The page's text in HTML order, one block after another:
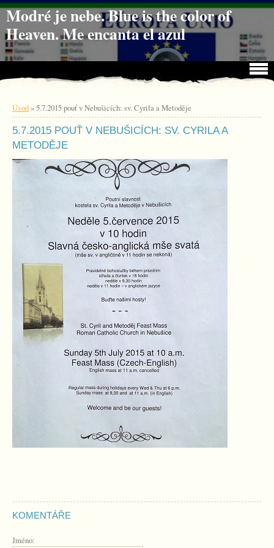
Jdi na obsah
Jdi na menu
Modré je nebe. Blue is the color of
Heaven. Me encanta el azul
Úvod»5.7.2015 pouť v Nebušicích: sv. Cyrila a Metoděje
5.7.2015 POUŤ V NEBUŠICÍCH: SV. CYRILA A
METODĚJE
KOMENTÁŘE
Jméno: